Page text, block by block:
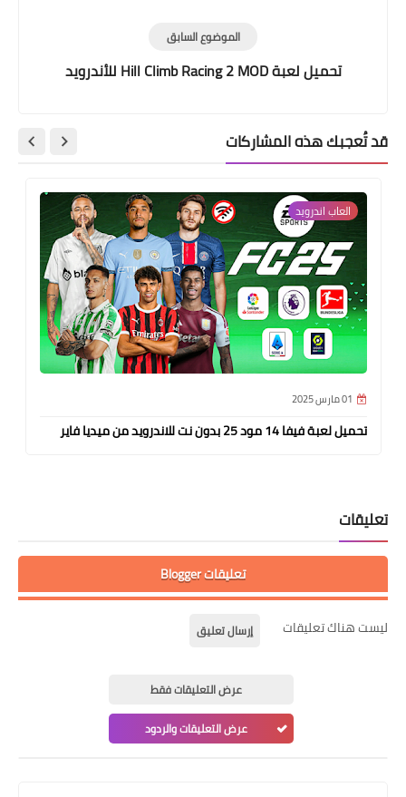
الموضوع السابق
تحميل لعبة Hill Climb Racing 2 MOD للأندرويد
قد تُعجبك هذه المشاركات
العاب اندرويد
01 مارس 2025
تحميل لعبة فيفا 14 مود 25 بدون نت للاندرويد من ميديا فاير
تعليقات
تعليقات Blogger
ليست هناك تعليقات إرسال تعليق
عرض التعليقات فقط
عرض التعليقات والردود